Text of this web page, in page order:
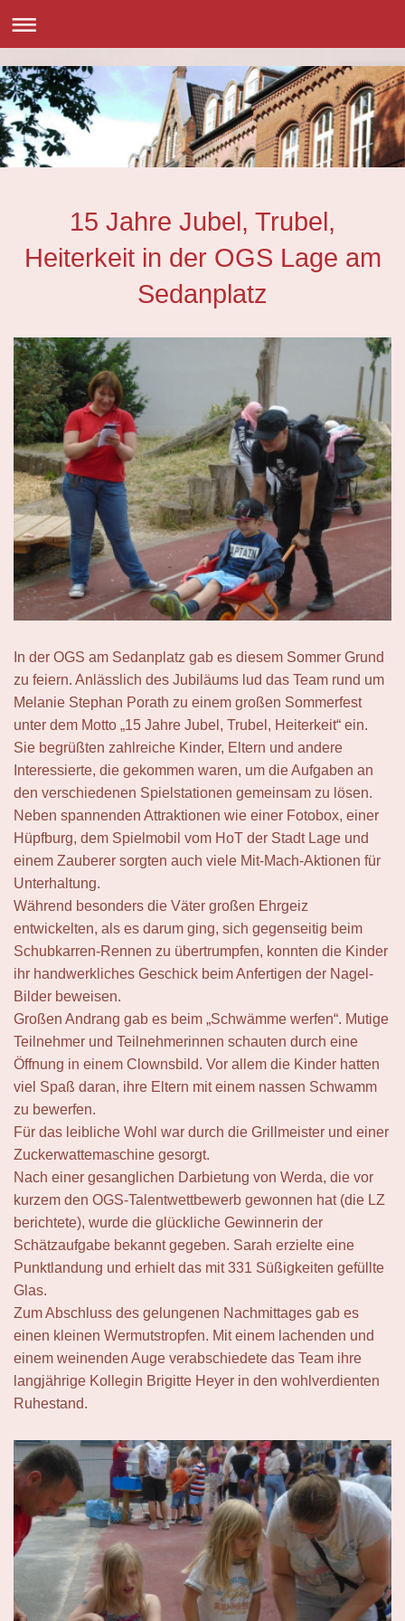
15 Jahre Jubel, Trubel,
Heiterkeit in der OGS Lage am
Sedanplatz
In der OGS am Sedanplatz gab es diesem Sommer Grund
zu feiern. Anlässlich des Jubiläums lud das Team rund um
Melanie Stephan Porath zu einem großen Sommerfest
unter dem Motto „15 Jahre Jubel, Trubel, Heiterkeit“ ein.
Sie begrüßten zahlreiche Kinder, Eltern und andere
Interessierte, die gekommen waren, um die Aufgaben an
den verschiedenen Spielstationen gemeinsam zu lösen.
Neben spannenden Attraktionen wie einer Fotobox, einer
Hüpfburg, dem Spielmobil vom HoT der Stadt Lage und
einem Zauberer sorgten auch viele Mit-Mach-Aktionen für
Unterhaltung.
Während besonders die Väter großen Ehrgeiz
entwickelten, als es darum ging, sich gegenseitig beim
Schubkarren-Rennen zu übertrumpfen, konnten die Kinder
ihr handwerkliches Geschick beim Anfertigen der Nagel-
Bilder beweisen.
Großen Andrang gab es beim „Schwämme werfen“. Mutige
Teilnehmer und Teilnehmerinnen schauten durch eine
Öffnung in einem Clownsbild. Vor allem die Kinder hatten
viel Spaß daran, ihre Eltern mit einem nassen Schwamm
zu bewerfen.
Für das leibliche Wohl war durch die Grillmeister und einer
Zuckerwattemaschine gesorgt.
Nach einer gesanglichen Darbietung von Werda, die vor
kurzem den OGS-Talentwettbewerb gewonnen hat (die LZ
berichtete), wurde die glückliche Gewinnerin der
Schätzaufgabe bekannt gegeben. Sarah erzielte eine
Punktlandung und erhielt das mit 331 Süßigkeiten gefüllte
Glas.
Zum Abschluss des gelungenen Nachmittages gab es
einen kleinen Wermutstropfen. Mit einem lachenden und
einem weinenden Auge verabschiedete das Team ihre
langjährige Kollegin Brigitte Heyer in den wohlverdienten
Ruhestand.